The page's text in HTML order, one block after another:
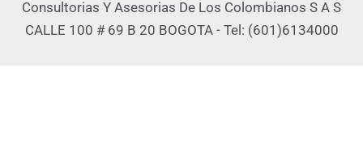
Consultorias Y Asesorias De Los Colombianos S A S
CALLE 100 # 69 B 20 BOGOTA - Tel: (601)6134000